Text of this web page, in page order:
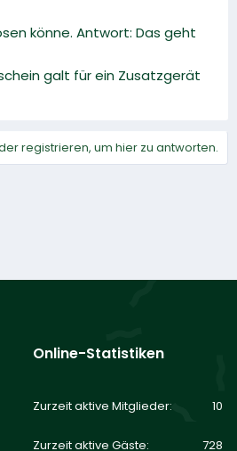
könne. Antwort: Das geht
galt für ein Zusatzgerät
registrieren, um hier zu antworten.
E-Mail
Online-Statistiken
Zurzeit aktive Mitglieder 10
Zurzeit aktive Gäste 728